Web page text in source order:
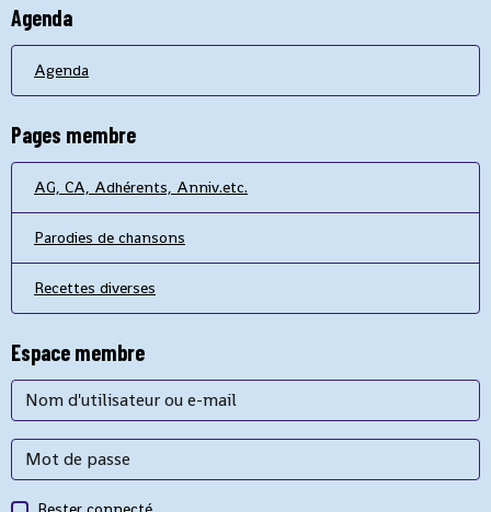
Agenda
Agenda
Pages membre
AG, CA, Adhérents, Anniv.etc.
Parodies de chansons
Recettes diverses
Espace membre